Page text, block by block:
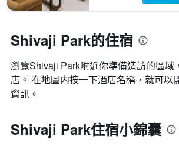
Shivaji Park的住宿
瀏覽Shivaji Park​附近你準備造訪的區域
店。 在地圖内按一下酒店名稱，就可以
資訊。
Shivaji Park住宿小錦囊